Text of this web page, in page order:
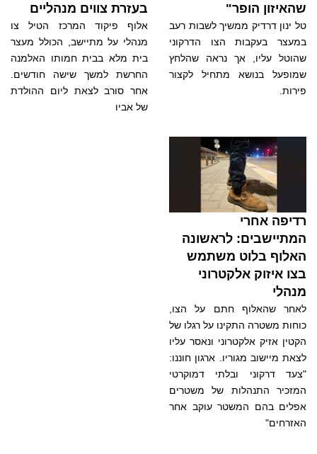
שהאיזון הופר"
טל ינון דרדיק ממשיך לשבות רעב
במעצר בעקבות הצו הדרקוני
שהוטל עליו, אך נראה שהלחץ
שמופעל בנושא מתחיל לקצור
פירות.
בעזרת צווים מנהליים
אלוף פיקוד המרכז הטיל צו
מנהלי על מתיישב, הכולל מעצר
בית מלא בבית חמותו האלמנה
החרשת למשך שישה חודשים.
אחר סורב לצאת ליום ההולדת
של אביו
רדיפה אחרי
המתיישבים: לראשונה
האלוף בלוט משתמש
בצו איזוק אלקטרוני
מנהלי
לאחר שהאלוף חתם על הצו,
כוחות משטרה התקינו על רגלו של
הקטין אזיק אלקטרוני ונאסר עליו
לצאת מיישוב מגוריו. ארגון חוננו:
"צעד דרקוני ובלתי דמוקרטי
המזכיר התנהלות של משטרים
אפלים בהם המשטר עוקב אחר
האזרחים"